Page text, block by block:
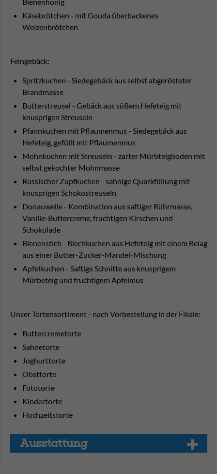
Bienenhonig
Käsebrötchen - mit Gouda überbackenes
Weizenbrötchen
Feingebäck:
Spritzkuchen - Siedegebäck aus selbst abgerösteter
Brandmasse
Butterstreusel - Gebäck aus süßem Hefeteig mit
knusprigen Streuseln
Pfannkuchen mit Pflaumenmus - Siedegebäck aus
Hefeteig, gefüllt mit Pflaumenmus
Mohnkuchen mit Streuseln - zarter Mürbteigboden mit
selbst gekochter Mohnmasse
Russischer Zupfkuchen - sahnige Quarkfüllung mit
knusprigen Schokostreuseln
Donauwelle - Kombination aus saftiger Rührmasse,
Vanille-Buttercreme, fruchtigen Kirschen und
Schokolade
Bienenstich - Blechkuchen aus Hefeteig mit einem Belag
aus einer Butter-Zucker-Mandel-Mischung
Apfelkuchen - Saftige Schnitte aus knusprigem
Mürbeteig und fruchtigem Apfelmus
Unser Tortensortiment - nach Vorbestellung in der Filiale:
Buttercremetorte
Sahnetorte
Joghurttorte
Obsttorte
Fototorte
Kindertorte
Hochzeitstorte
Aus­stat­tung